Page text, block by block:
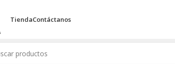
TiendaContáctanos